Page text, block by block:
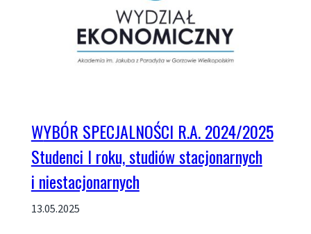
WYBÓR SPECJALNOŚCI R.A. 2024/2025
Studenci I roku, studiów stacjonarnych
i niestacjonarnych
13.05.2025